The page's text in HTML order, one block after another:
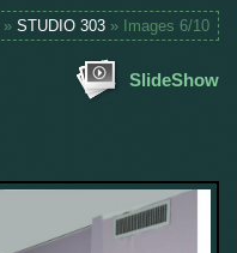
» STUDIO 303 » Images 6/10
SlideShow